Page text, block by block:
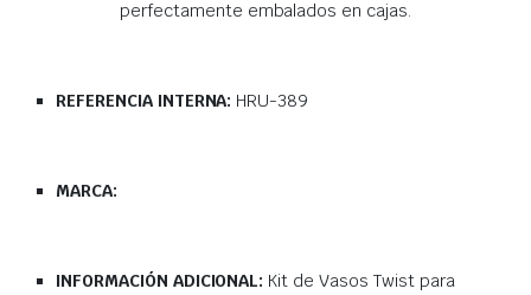
perfectamente embalados en cajas.
REFERENCIA INTERNA: HRU-389
MARCA:
INFORMACIÓN ADICIONAL: Kit de Vasos Twist para